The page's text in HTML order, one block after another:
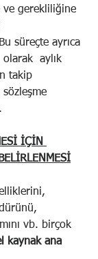
ve gerekliliğine
süreçte ayrıca
aylık
takip
İÇİN
vb. birçok
kaynak ana